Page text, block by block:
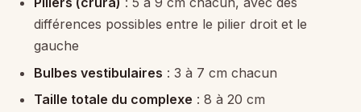
différences possibles entre le pilier droit et le
gauche
Bulbes vestibulaires : 3 à 7 cm chacun
Taille totale du complexe : 8 à 20 cm